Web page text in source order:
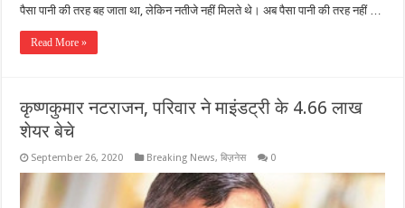
पैसा पानी की तरह बह जाता था, लेकिन नतीजे नहीं मिलते थे। अब पैसा पानी की तरह नहीं …
Read More »
कृष्णकुमार नटराजन, परिवार ने माइंडट्री के 4.66 लाख
शेयर बेचे
September 26, 2020 Breaking News,बिज़नेस 0